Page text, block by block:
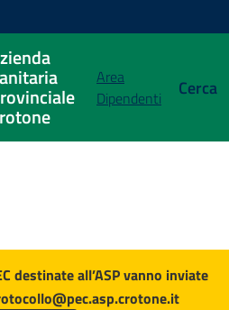
Area
Dipendenti
Cerca
Provinciale
destinate all’ASP vanno inviate